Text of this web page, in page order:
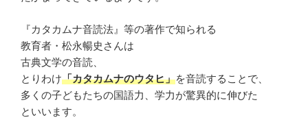
『カタカムナ音読法』等の著作で知られる
教育者・松永暢史さんは
古典文学の音読、
とりわけ「カタカムナのウタヒ」を音読することで、
多くの子どもたちの国語力、学力が驚異的に伸びた
といいます。